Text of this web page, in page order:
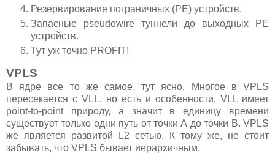
Резервирование пограничных (PE) устройств.
Запасные pseudowire туннели до выходных PE
устройств.
Тут уж точно PROFIT!
VPLS
В ядре все то же самое, тут ясно. Многое в VPLS
пересекается с VLL, но есть и особенности. VLL имеет
point-to-point природу, а значит в единицу времени
существует только одни путь от точки А до точки B. VPLS
же является развитой L2 сетью. К тому же, не стоит
забывать, что VPLS бывает иерархичным.